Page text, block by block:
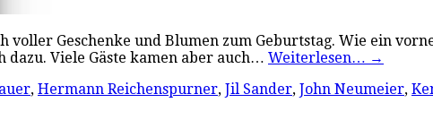
Geschenke und Blumen zum Geburtstag. Wie ein
dazu. Viele Gäste kamen aber auch… Weiterlesen… →
, Hermann Reichenspurner, Jil Sander, John Neumeier,